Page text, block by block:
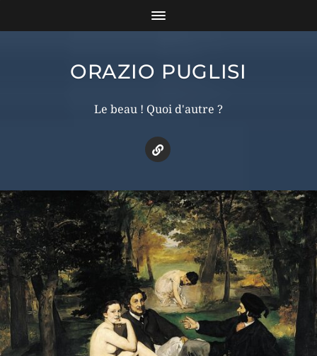
ORAZIO PUGLISI
Le beau ! Quoi d'autre ?